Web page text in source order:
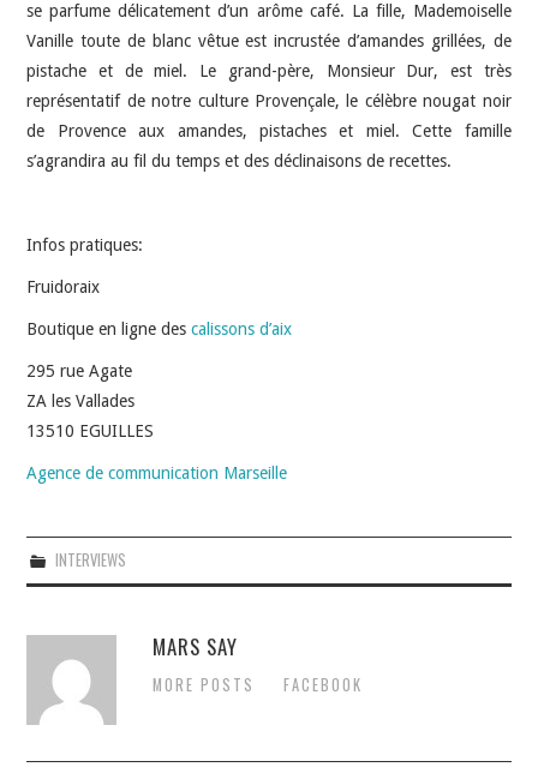
se parfume délicatement d’un arôme café. La fille, Mademoiselle
Vanille toute de blanc vêtue est incrustée d’amandes grillées, de
pistache et de miel. Le grand-père, Monsieur Dur, est très
représentatif de notre culture Provençale, le célèbre nougat noir
de Provence aux amandes, pistaches et miel. Cette famille
s’agrandira au fil du temps et des déclinaisons de recettes.
Infos pratiques:
Fruidoraix
Boutique en ligne des calissons d’aix
295 rue Agate
ZA les Vallades
13510 EGUILLES
Agence de communication Marseille
INTERVIEWS
MARS SAY
MORE POSTS FACEBOOK